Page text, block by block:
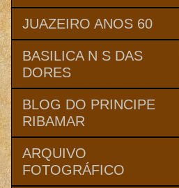
JUAZEIRO ANOS 60
BASILICA N S DAS
DORES
BLOG DO PRINCIPE
RIBAMAR
ARQUIVO
FOTOGRÁFICO